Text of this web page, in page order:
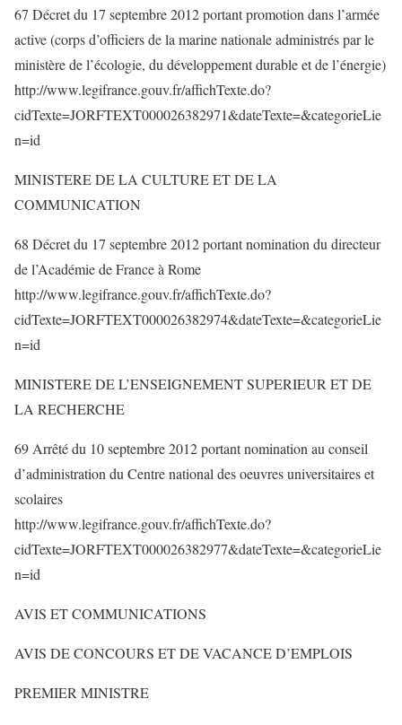
67 Décret du 17 septembre 2012 portant promotion dans l’armée
active (corps d’officiers de la marine nationale administrés par le
ministère de l’écologie, du développement durable et de l’énergie)
http://www.legifrance.gouv.fr/affichTexte.do?
cidTexte=JORFTEXT000026382971&dateTexte=&categorieLie
n=id
MINISTERE DE LA CULTURE ET DE LA
COMMUNICATION
68 Décret du 17 septembre 2012 portant nomination du directeur
de l’Académie de France à Rome
http://www.legifrance.gouv.fr/affichTexte.do?
cidTexte=JORFTEXT000026382974&dateTexte=&categorieLie
n=id
MINISTERE DE L’ENSEIGNEMENT SUPERIEUR ET DE
LA RECHERCHE
69 Arrêté du 10 septembre 2012 portant nomination au conseil
d’administration du Centre national des oeuvres universitaires et
scolaires
http://www.legifrance.gouv.fr/affichTexte.do?
cidTexte=JORFTEXT000026382977&dateTexte=&categorieLie
n=id
AVIS ET COMMUNICATIONS
AVIS DE CONCOURS ET DE VACANCE D’EMPLOIS
PREMIER MINISTRE